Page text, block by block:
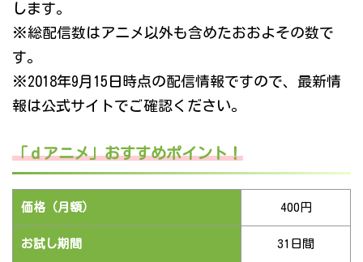
します。
※総配信数はアニメ以外も含めたおおよその数で
す。
※2018年9月15日時点の配信情報ですので、最新情
報は公式サイトでご確認ください。
「ｄアニメ」おすすめポイント！
価格（月額） 400円
お試し期間 31日間